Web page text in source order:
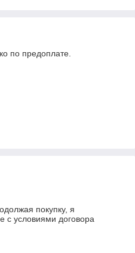
по предоплате.
покупку, я
с условиями договора